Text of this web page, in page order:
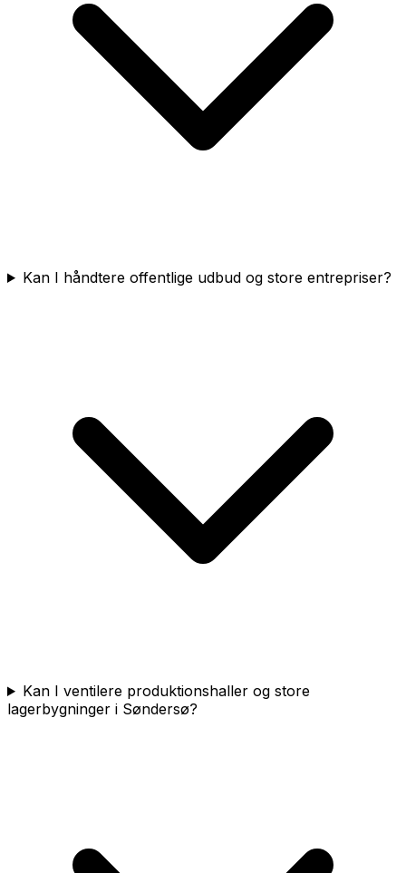
Kan I håndtere offentlige udbud og store entrepriser?
Kan I ventilere produktionshaller og store
lagerbygninger i Søndersø?